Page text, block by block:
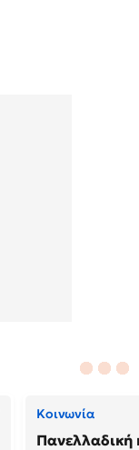
Κοινωνία
Πανελλαδική